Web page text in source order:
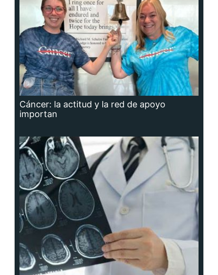
Cáncer: la actitud y la red de apoyo
importan